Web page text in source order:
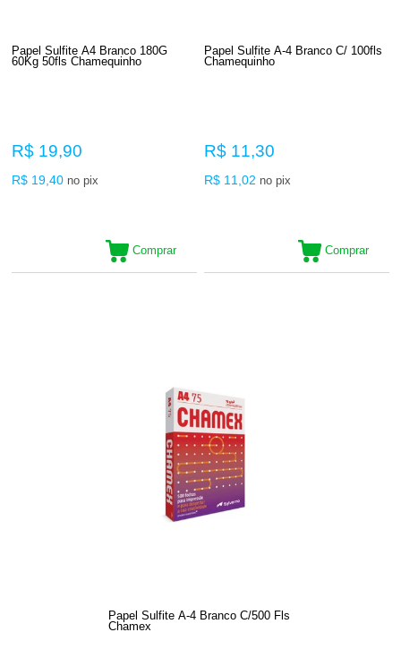
Papel Sulfite A4 Branco 180G
60Kg 50fls Chamequinho
R$ 19,90
R$ 19,40 no pix
Comprar
Papel Sulfite A-4 Branco C/ 100fls
Chamequinho
R$ 11,30
R$ 11,02 no pix
Comprar
Papel Sulfite A-4 Branco C/500 Fls
Chamex